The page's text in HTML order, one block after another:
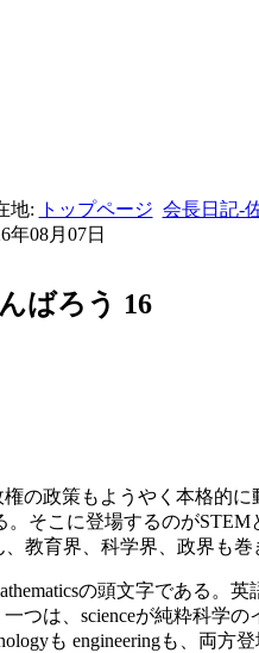
地: トップページ 会長日記-
年08月07日
ばろう 16
の政策もようやく本格的
そこに登場するのが
、教育界、科学界、政界も
の頭文字である
つは、scienceが純粋科学
も engineeringも、両